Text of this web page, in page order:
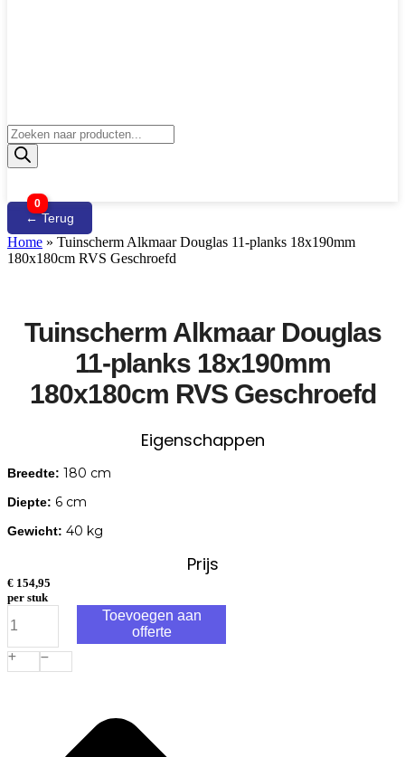
Producten
zoeken
0
← Terug
Home » Tuinscherm Alkmaar Douglas 11-planks 18x190mm
180x180cm RVS Geschroefd
Tuinscherm Alkmaar Douglas
11-planks 18x190mm
180x180cm RVS Geschroefd
Eigenschappen
Breedte: 180 cm
Diepte: 6 cm
Gewicht: 40 kg
Prijs
€ 154,95
per stuk
Alkmaar
Douglas
11-
planks
Toevoegen aan
offerte